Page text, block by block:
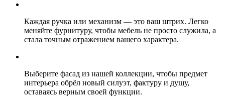
Каждая ручка или механизм — это ваш штрих. Легко
меняйте фурнитуру, чтобы мебель не просто служила, а
стала точным отражением вашего характера.
Выберите фасад из нашей коллекции, чтобы предмет
интерьера обрёл новый силуэт, фактуру и душу,
оставаясь верным своей функции.